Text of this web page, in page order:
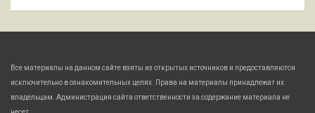
Все материалы на данном сайте взяты из открытых источников и предоставляются
исключительно в ознакомительных целях. Права на материалы принадлежат их
владельцам. Администрация сайта ответственности за содержание материала не